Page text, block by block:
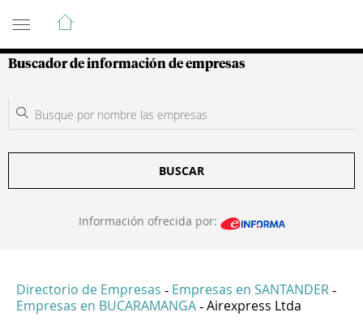
Guía de Empresas Colombianas
Buscador de información de empresas
BUSCAR
Información ofrecida por:
Directorio de Empresas - Empresas en SANTANDER -
Empresas en BUCARAMANGA - Airexpress Ltda